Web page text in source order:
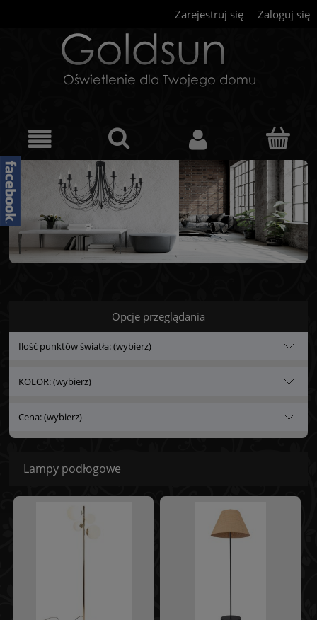
Zarejestruj się Zaloguj się
Opcje przeglądania
Ilość punktów światła: (wybierz)
KOLOR: (wybierz)
Cena: (wybierz)
Lampy podłogowe